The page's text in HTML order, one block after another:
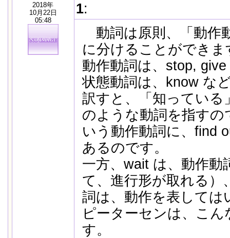
2018年
10月22日
05:48
1:
動詞は原則、「動作
に分けることができま
動作動詞は、stop,
状態動詞は、know な
訳すと、「知っている
のような動詞を指すの
いう動作動詞に、find
あるのです。
一方、wait は、動作動
て、進行形が取れる）
詞は、動作を表しては
ピーターセンは、こ
す。